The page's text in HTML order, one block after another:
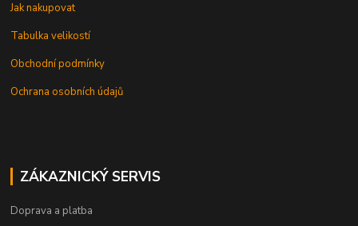
Jak nakupovat
Tabulka velikostí
Obchodní podmínky
Ochrana osobních údajů
ZÁKAZNICKÝ SERVIS
Doprava a platba